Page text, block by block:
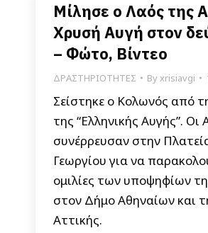
Μίλησε ο Λαός της
Χρυσή Αυγή στον
– Φώτο, Βίντεο
ΔΡΑΣΤΗΡΙΟΤΗΤΕΣ Byxrisiavgi
Σείστηκε ο Κολωνός από
της “Ελληνικής Αυγής”. Οι
συνέρρευσαν στην
Γεωργίου για να
ομιλίες των υποψηφίων
στον Δήμο Αθηναίων και
Αττικής.